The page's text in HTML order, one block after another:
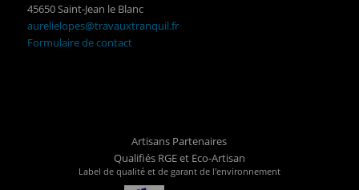
45650 Saint-Jean le Blanc
aurelielopes@travauxtranquil.fr
Formulaire de contact
Artisans Partenaires
Qualifiés RGE et Eco-Artisan
Label de qualité et de garant de l'environnement